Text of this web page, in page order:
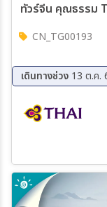
ทัวร์จีน คุณธรรม
CN_TG00193
เดินทางช่วง 13 ต.ค.
19 ต.ค. 69 - 24 ต.ค. 69
07 พ.ย. 69 - 12 พ.ย. 69